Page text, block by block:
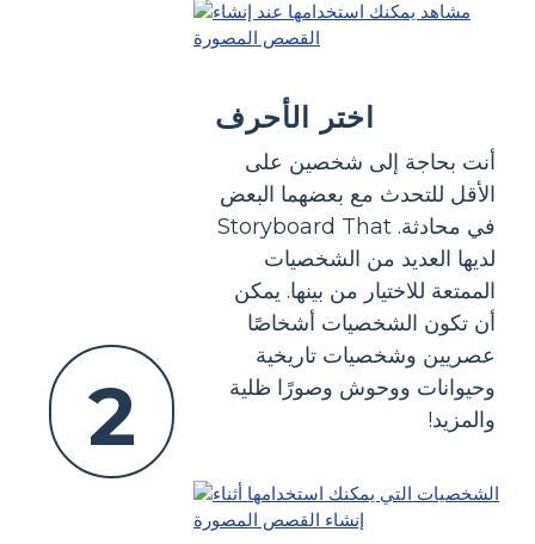
2
اختر الأحرف
أنت بحاجة إلى شخصين على
الأقل للتحدث مع بعضهما البعض
في محادثة. Storyboard That
لديها العديد من الشخصيات
الممتعة للاختيار من بينها. يمكن
أن تكون الشخصيات أشخاصًا
عصريين وشخصيات تاريخية
وحيوانات ووحوش وصورًا ظلية
والمزيد!